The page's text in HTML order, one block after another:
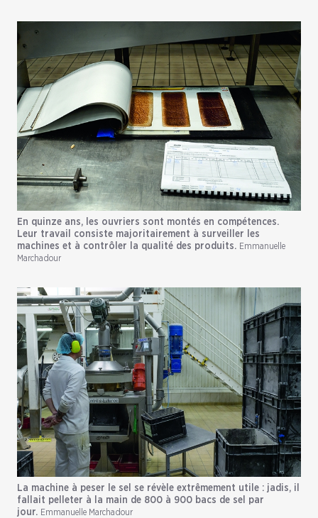
En quinze ans, les ouvriers sont montés en compétences.
Leur travail consiste majoritairement à surveiller les
machines et à contrôler la qualité des produits. Emmanuelle
Marchadour
La machine à peser le sel se révèle extrêmement utile : jadis, il
fallait pelleter à la main de 800 à 900 bacs de sel par
jour. Emmanuelle Marchadour